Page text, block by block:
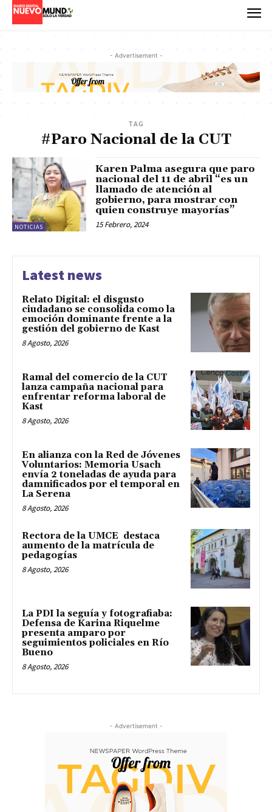
- Advertisement -
TAG
#Paro Nacional de la CUT
NOTICIAS
Karen Palma asegura que paro
nacional del 11 de abril “es un
llamado de atención al
gobierno, para mostrar con
quien construye mayorías”
15 Febrero, 2024
Latest news
Relato Digital: el disgusto
ciudadano se consolida como la
emoción dominante frente a la
gestión del gobierno de Kast
8 Agosto, 2026
Ramal del comercio de la CUT
lanza campaña nacional para
enfrentar reforma laboral de
Kast
8 Agosto, 2026
En alianza con la Red de Jóvenes
Voluntarios: Memoria Usach
envía 2 toneladas de ayuda para
damnificados por el temporal en
La Serena
8 Agosto, 2026
Rectora de la UMCE destaca
aumento de la matrícula de
pedagogías
8 Agosto, 2026
La PDI la seguía y fotografiaba:
Defensa de Karina Riquelme
presenta amparo por
seguimientos policiales en Río
Bueno
8 Agosto, 2026
- Advertisement -